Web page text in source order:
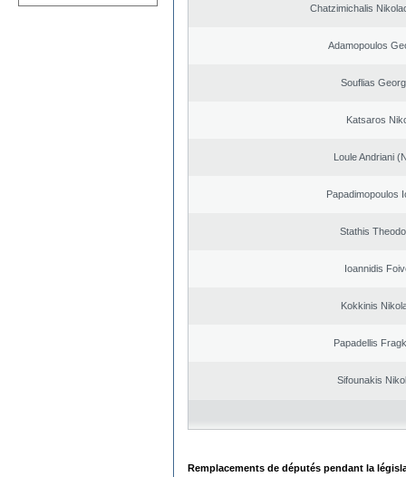
Chatzimichalis
Adamopoulos
Souflias
Katsaros
Loule Andriani
Papadimopoulos
Stathis
Ioannidis
Kokkinis
Papadellis
Sifounakis
Remplacements de députés pendant la